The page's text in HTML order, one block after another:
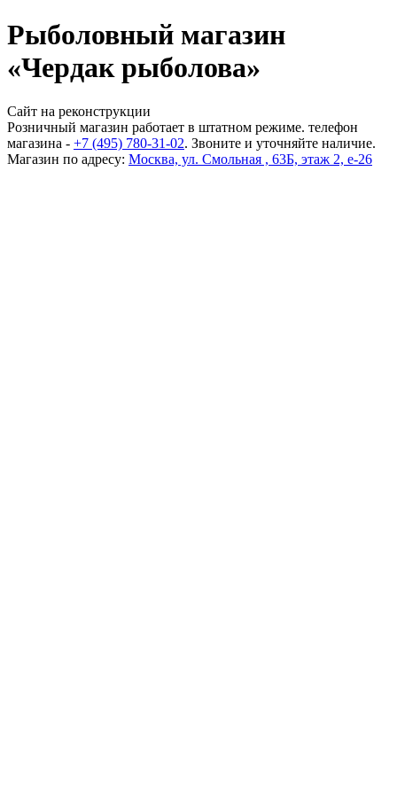
Рыболовный магазин
«Чердак рыболова»
Сайт на реконструкции
Розничный магазин работает в штатном режиме. телефон
магазина - +7 (495) 780-31-02. Звоните и уточняйте наличие.
Магазин по адресу: Москва, ул. Смольная , 63Б, этаж 2, е-26